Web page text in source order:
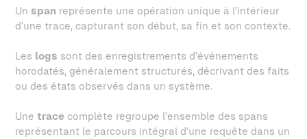
Un span représente une opération unique à l'intérieur
d'une trace, capturant son début, sa fin et son contexte.
Les logs sont des enregistrements d’événements
horodatés, généralement structurés, décrivant des faits
ou des états observés dans un système.
Unetrace complète regroupe l'ensemble des spans
représentant le parcours intégral d'une requête dans un